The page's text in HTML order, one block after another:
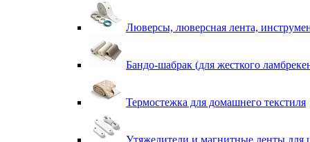
Люверсы, люверсная лента,
Бандо-шабрак (для жесткого
Термостежка для домашнего текстиля
Утяжелители и магнитные ленты для